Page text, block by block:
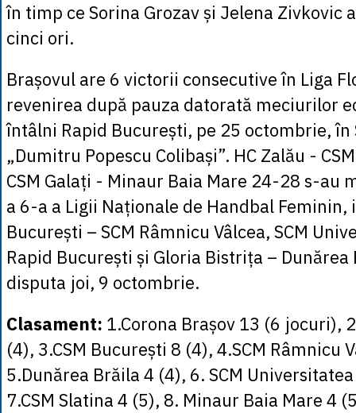
în timp ce Sorina Grozav și Jelena Zivkovic
cinci ori.
Brașovul are 6 victorii consecutive în Liga
revenirea după pauza datorată meciurilor
întâlni Rapid București, pe 25 octombrie,
„Dumitru Popescu Colibași”. HC Zalău -
CSM Galați - Minaur Baia Mare 24-28 s-au
a 6-a a Ligii Naționale de Handbal Feminin,
București – SCM Râmnicu Vâlcea, SCM
Rapid București și Gloria Bistrița – Dunărea
disputa joi, 9 octombrie.
Clasament: 1.Corona Brașov 13 (6 jocuri),
(4), 3.CSM București 8 (4), 4.SCM Râmnicu
5.Dunărea Brăila 4 (4), 6. SCM
7.CSM Slatina 4 (5), 8. Minaur Baia Mare 4